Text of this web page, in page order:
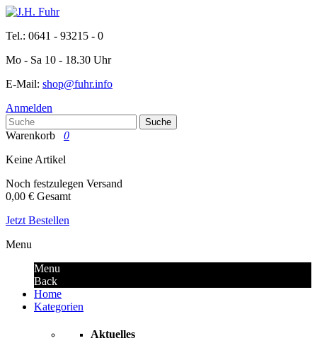
Tel.: 0641 - 93215 - 0
Mo - Sa 10 - 18.30 Uhr
E-Mail: shop@fuhr.info
Anmelden
Suche
Warenkorb
0
Keine Artikel
Noch festzulegen Versand
0,00 € Gesamt
Jetzt Bestellen
Menu
Menu
Back
Home
Kategorien
Aktuelles